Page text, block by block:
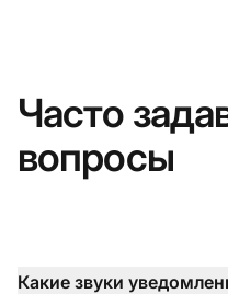
Часто
вопросы
Какие звуки